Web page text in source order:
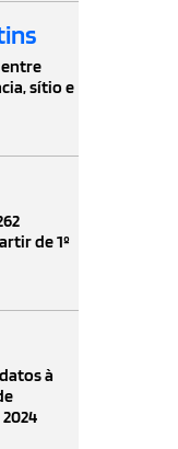
entre
sítio e
de 1º
à